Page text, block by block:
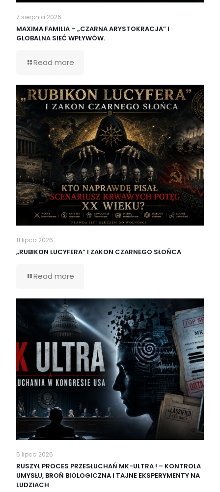
7 sierpnia 2026
MAXIMA FAMILIA – „CZARNA ARYSTOKRACJA” I
GLOBALNA SIEĆ WPŁYWÓW.
Read more
11 lipca 2026
„RUBIKON LUCYFERA” I ZAKON CZARNEGO SŁOŃCA
Read more
5 lipca 2026
RUSZYŁ PROCES PRZESŁUCHAŃ MK-ULTRA ! – KONTROLA
UMYSŁU, BROŃ BIOLOGICZNA I TAJNE EKSPERYMENTY NA
LUDZIACH